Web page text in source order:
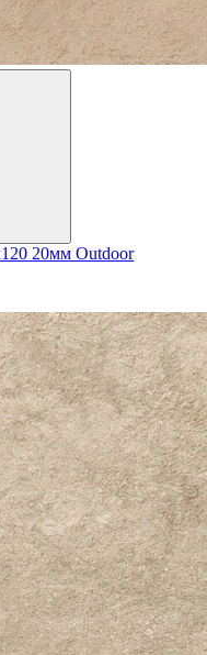
20мм Outdoor